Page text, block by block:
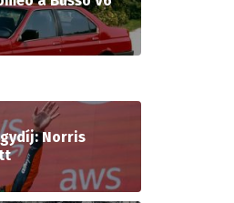
Norris